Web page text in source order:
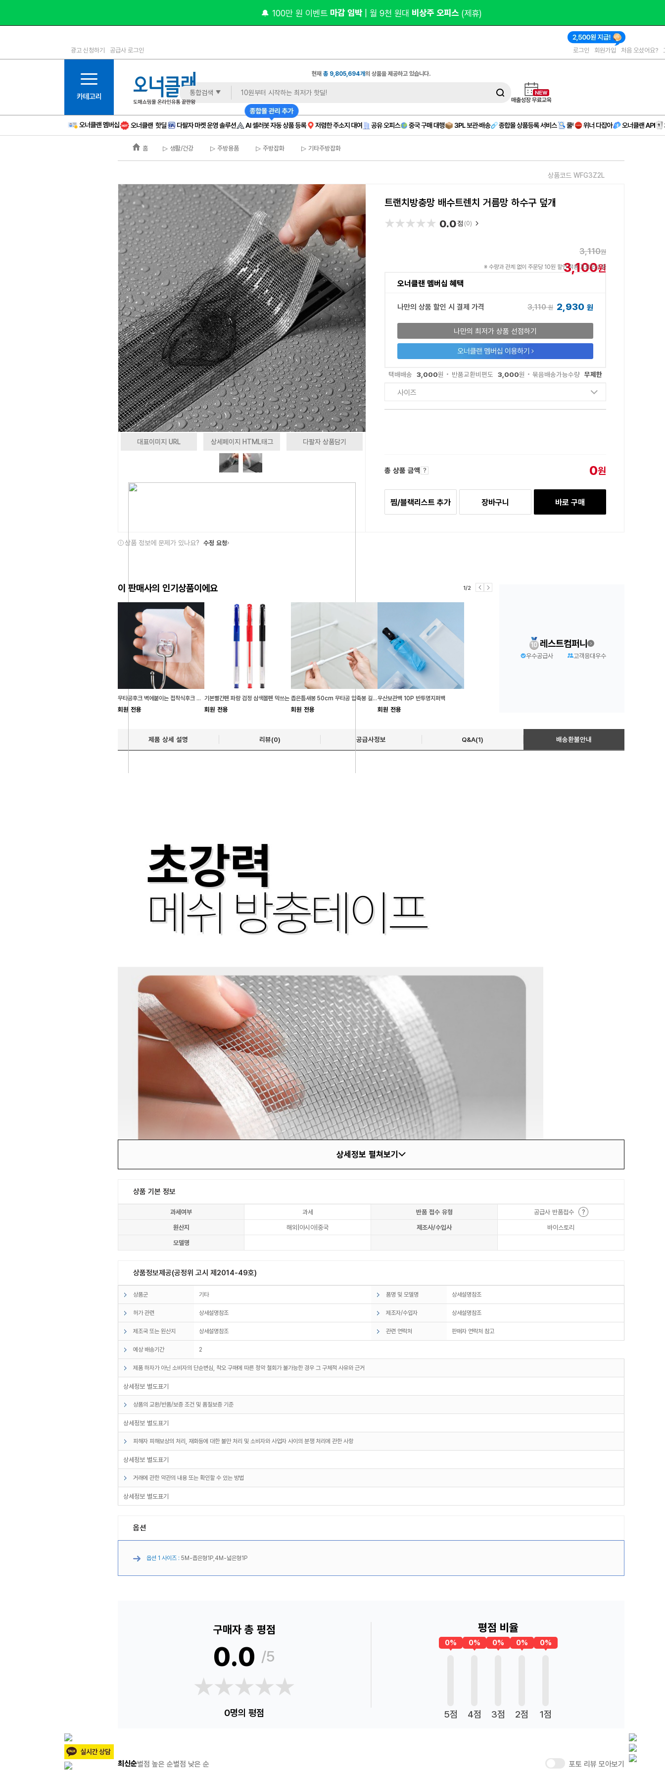
1등급
6등급
11등급
12등급
15등급
16등급
🔔 100만 원 이벤트 마감 임박 | 월 9천 원대 비상주 오피스 (제휴)
광고 신청하기 공급사 로그인 로그인 회원가입 처음 오셨어요?
현재총 9,805,694개의 상품을 제공하고 있습니다.
통합검색
홈 ▷ 생활/건강 ▷ 주방용품 ▷ 주방잡화 ▷ 기타주방잡화
상품코드 WFG3Z2L
대표이미지 URL 상세페이지 HTML태그 다팔자 상품담기
트랜치방충망 배수트렌치 거름망 하수구 덮개
★★★★★
★★★★★ 0.0점 (0)
3,110원
3,100원
※ 수량과 관계 없이 주문당 10원 할인 적용 프로모션 중
오너클랜 멤버십 혜택
나만의 상품 할인 시 결제 가격 3,110원 2,930 원
나만의 최저가 상품 선점하기
택배배송 3,000원 반품교환비편도 3,000원 묶음배송가능수량 무제한
사이즈
총 상품 금액 0원
찜/블랙리스트 추가 장바구니 바로 구매
상품 정보에 문제가 있나요? 수정 요청
이 판매사의 인기상품이에요 1/2
무타공후크 벽에붙이는 접착식후크 욕실용품정리
회원 전용
기본빨간펜 파랑 검정 삼색볼펜 막쓰는
회원 전용
좁은틈새봉 50cm 무타공 압축봉 길이조절
회원 전용
우산보관백 10P 반투명지퍼백
회원 전용
레스트컴퍼니
우수공급사 고객응대우수
제품 상세 설명 리뷰(0) 공급사정보 Q&A(1) 배송환불안내
상세정보 펼쳐보기
상품 기본 정보
과세여부 과세 반품 접수 유형
공급사 반품접수
원산지
해외|아시아|중국 제조사/수입사
바이스토리
모델명
상품정보제공(공정위 고시 제2014-49호)
상품군 기타 품명 및 모델명 상세설명참조
허가 관련 상세설명참조 제조자/수입자 상세설명참조
제조국 또는 원산지 상세설명참조 관련 연락처 판매자 연락처 참고
예상 배송기간 2
제품 하자가 아닌 소비자의 단순변심, 착오 구매에 따른 청약 철회가 불가능한 경우 그 구체적 사유와 근거
상세정보 별도표기
상품의 교환/반품/보증 조건 및 품질보증 기준
상세정보 별도표기
피해자 피해보상의 처리, 재화등에 대한 불만 처리 및 소비자와 사업자 사이의 분쟁 처리에 관한 사항
상세정보 별도표기
거래에 관한 약관의 내용 또는 확인할 수 있는 방법
상세정보 별도표기
옵션
옵션 1 사이즈 : 5M-좁은형1P,4M-넓은형1P
구매자 총 평점
0.0 /5
★★★★★
★★★★★
0명의 평점
평점 비율
0%
5점
0%
4점
0%
3점
0%
2점
0%
1점
최신순별점 높은 순별점 낮은 순 포토 리뷰 모아보기